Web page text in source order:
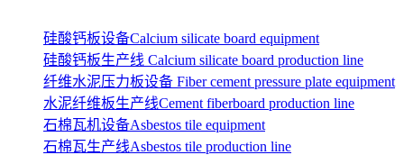
硅酸钙板设备Calcium silicate board equipment
硅酸钙板生产线 Calcium silicate board production line
纤维水泥压力板设备 Fiber cement pressure plate equipment
水泥纤维板生产线Cement fiberboard production line
石棉瓦机设备Asbestos tile equipment
石棉瓦生产线Asbestos tile production line